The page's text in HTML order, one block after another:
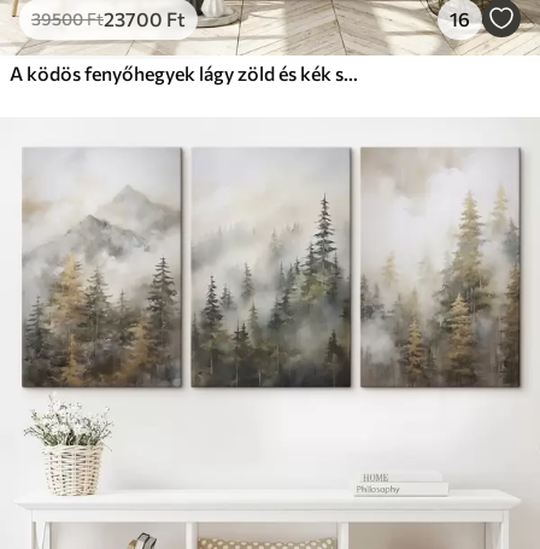
39500Ft23700 Ft 16
A ködös fenyőhegyek lágy zöld és kék színekkel borítottak